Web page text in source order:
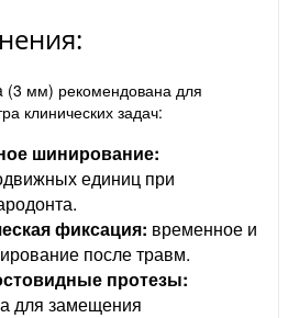
(3 мм) рекомендована для
клинических задач:
шинирование:
единиц при
фиксация: временное и
после травм.
протезы:
для замещения